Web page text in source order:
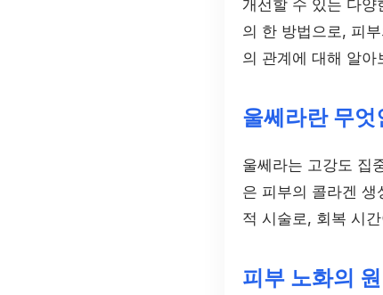
개선할 수 있는 다양
의 한 방법으로, 피
의 관계에 대해 알아
울쎄라란 무엇
울쎄라는 고강도 집
은 피부의 콜라겐 생
적 시술로, 회복 시
피부 노화의